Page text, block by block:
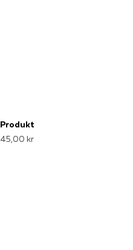
Produkt
45,00 kr